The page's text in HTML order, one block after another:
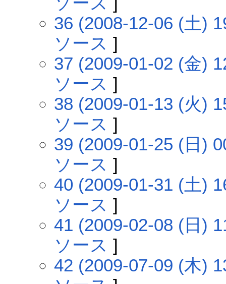
36 (2008-12-06 (土)
ソース ]
37 (2009-01-02 (金)
ソース ]
38 (2009-01-13 (火)
ソース ]
39 (2009-01-25 (日)
ソース ]
40 (2009-01-31 (土)
ソース ]
41 (2009-02-08 (日)
ソース ]
42 (2009-07-09 (木)